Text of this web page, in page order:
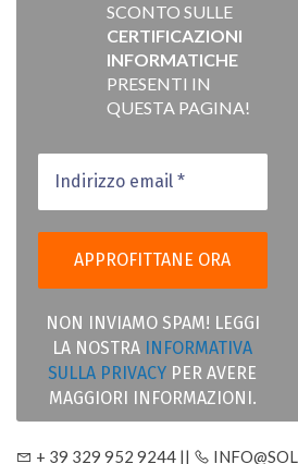
SCONTO SULLE
CERTIFICAZIONI
INFORMATICHE
PRESENTI IN
QUESTA PAGINA!
NON INVIAMO SPAM! LEGGI
LA NOSTRA
INFORMATIVA
SULLA PRIVACY PER AVERE
MAGGIORI INFORMAZIONI.
+ 39 329 952 9244 ||